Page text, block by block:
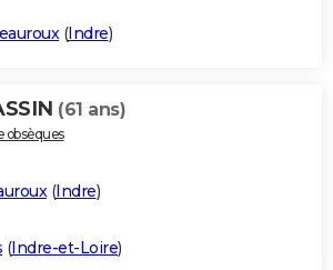
(Indre)
(61 ans)
obsèques
(Indre)
(Indre-et-Loire)